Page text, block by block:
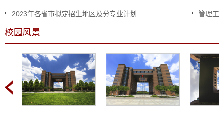
2023年各省市拟定招生地区及分专业计划 管理
校园风景